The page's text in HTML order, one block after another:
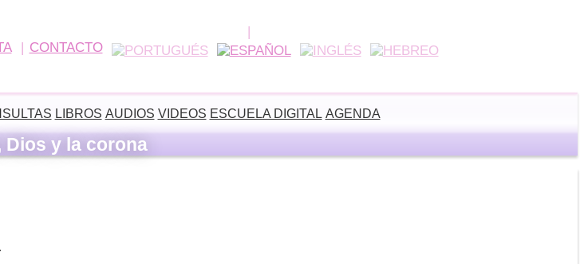
CONTACTO
LIBROS AUDIOS VIDEOS ESCUELA DIGITAL AGENDA
Dios y la corona